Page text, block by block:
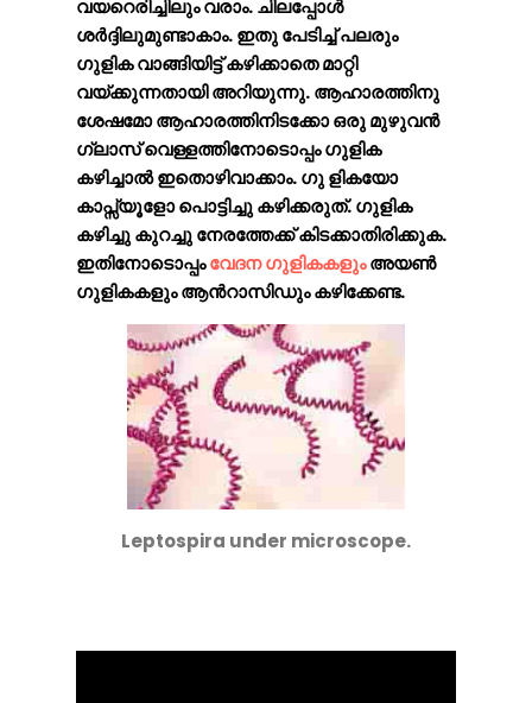
വയറെരിച്ചിലും വരാം. ചിലപ്പോൾ
ശർദ്ദിലുമുണ്ടാകാം. ഇതു പേടിച്ച് പലരും
ഗുളിക വാങ്ങിയിട്ട് കഴിക്കാതെ മാറ്റി
വയ്ക്കുന്നതായി അറിയുന്നു. ആഹാരത്തിനു
ശേഷമോ ആഹാരത്തിനിടക്കോ ഒരു മുഴുവൻ
ഗ്ലാസ് വെള്ളത്തിനോടൊപ്പം ഗുളിക
കഴിച്ചാൽ ഇതൊഴിവാക്കാം. ഗു ളികയോ
കാപ്സ്യൂളോ പൊട്ടിച്ചു കഴിക്കരുത്. ഗുളിക
കഴിച്ചു കുറച്ചു നേരത്തേക്ക് കിടക്കാതിരിക്കുക.
ഇതിനോടൊപ്പംവേദന ഗുളികകളുംഅയൺ
ഗുളികകളും ആൻറാസിഡും കഴിക്കേണ്ട.
Leptospira under microscope.